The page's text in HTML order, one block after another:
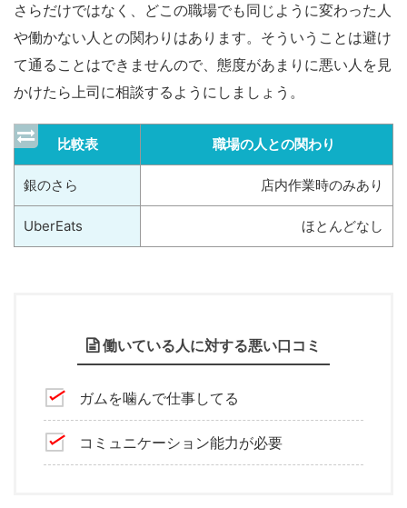
さらだけではなく、どこの職場でも同じように変わった人
や働かない人との関わりはあります。そういうことは避け
て通ることはできませんので、態度があまりに悪い人を見
かけたら上司に相談するようにしましょう。
比較表 職場の人との関わり
銀のさら 店内作業時のみあり
UberEats ほとんどなし
働いている人に対する悪い口コミ
ガムを噛んで仕事してる
コミュニケーション能力が必要